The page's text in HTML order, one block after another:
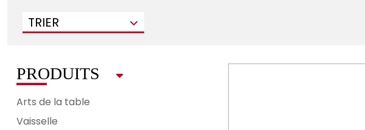
TRIER
PRODUITS
Arts de la table
Vaisselle